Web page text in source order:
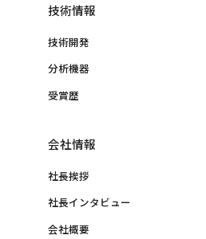
技術情報
技術開発
分析機器
受賞歴
会社情報
社長挨拶
社長インタビュー
会社概要